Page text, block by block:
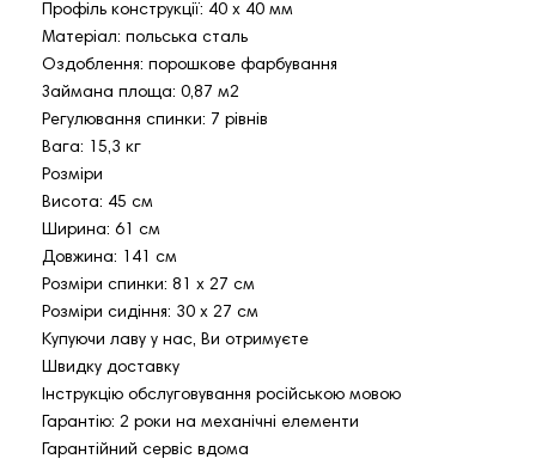
Профіль конструкції: 40 х 40 мм
Матеріал: польська сталь
Оздоблення: порошкове фарбування
Займана площа: 0,87 м2
Регулювання спинки: 7 рівнів
Вага: 15,3 кг
Розміри
Висота: 45 см
Ширина: 61 см
Довжина: 141 см
Розміри спинки: 81 х 27 см
Розміри сидіння: 30 х 27 см
Купуючи лаву у нас, Ви отримуєте
Швидку доставку
Інструкцію обслуговування російською мовою
Гарантію: 2 роки на механічні елементи
Гарантійний сервіс вдома